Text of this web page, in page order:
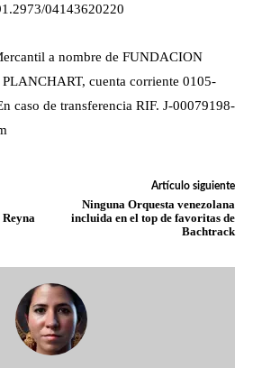
04143620220
a nombre de FUNDACION
cuenta corriente 0105-
caso de transferencia RIF. J-00079198-
Artículo siguiente
Ninguna Orquesta venezolana
incluida en el top de favoritas de
Bachtrack